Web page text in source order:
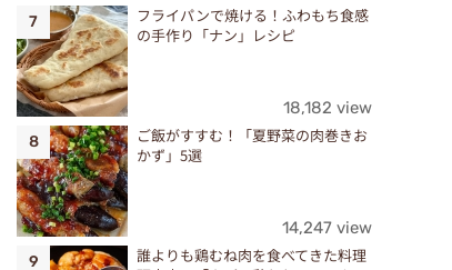
フライパンで焼ける！ふわもち食感
の手作り「ナン」レシピ
18,182 view
ご飯がすすむ！「夏野菜の肉巻きお
かず」5選
14,247 view
誰よりも鶏むね肉を食べてきた料理